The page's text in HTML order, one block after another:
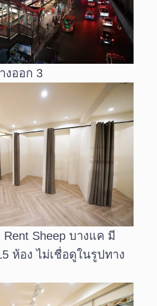
งออก 3
Sheep บางแค มี
ห้อง ไม่เชื่อดูในรูปทาง